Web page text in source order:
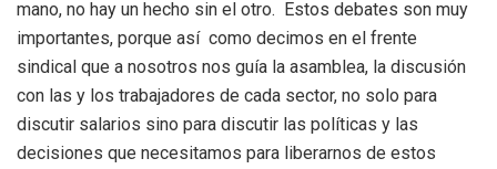
mano, no hay un hecho sin el otro. Estos debates son muy
importantes, porque así como decimos en el frente
sindical que a nosotros nos guía la asamblea, la discusión
con las y los trabajadores de cada sector, no solo para
discutir salarios sino para discutir las políticas y las
decisiones que necesitamos para liberarnos de estos